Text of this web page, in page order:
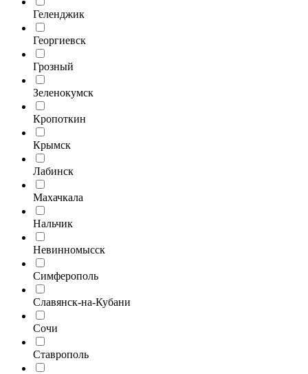
Геленджик
Георгиевск
Грозный
Зеленокумск
Кропоткин
Крымск
Лабинск
Махачкала
Нальчик
Невинномысск
Симферополь
Славянск-на-Кубани
Сочи
Ставрополь